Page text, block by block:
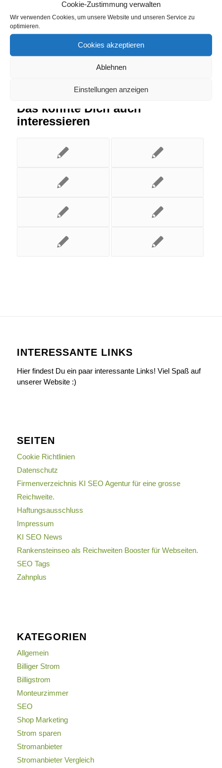
Cookie-Zustimmung verwalten
Wir verwenden Cookies, um unsere Website und unseren Service zu
optimieren.
Cookies akzeptieren
Ablehnen
Einstellungen anzeigen
Eintrag teilen
Das könnte Dich auch
interessieren
INTERESSANTE LINKS
Hier findest Du ein paar interessante Links! Viel Spaß auf
unserer Website :)
SEITEN
Cookie Richtlinien
Datenschutz
Firmenverzeichnis KI SEO Agentur für eine grosse
Reichweite.
Haftungsausschluss
Impressum
KI SEO News
Rankensteinseo als Reichweiten Booster für Webseiten.
SEO Tags
Zahnplus
KATEGORIEN
Allgemein
Billiger Strom
Billigstrom
Monteurzimmer
SEO
Shop Marketing
Strom sparen
Stromanbieter
Stromanbieter Vergleich